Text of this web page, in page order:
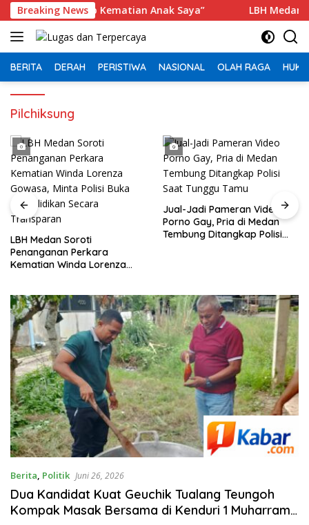
Langsung
ke
konten
Breaking News
Kematian Anak Saya” ‎LBH Medan Soroti
BERITA DERAH PERISTIWA NASIONAL OLAH RAGA
Pilchiksung
‎LBH Medan Soroti
Penanganan Perkara
Kematian Winda Lorenza
Transparan
Jual-Jadi Pameran Video
Porno Gay, Pria di Medan
Tembung Ditangkap Polisi
Berita, Politik Juni 26, 2026
Dua Kandidat Kuat Geuchik Tualang Teungoh
Kompak Masak Bersama di Kenduri 1 Muharram,